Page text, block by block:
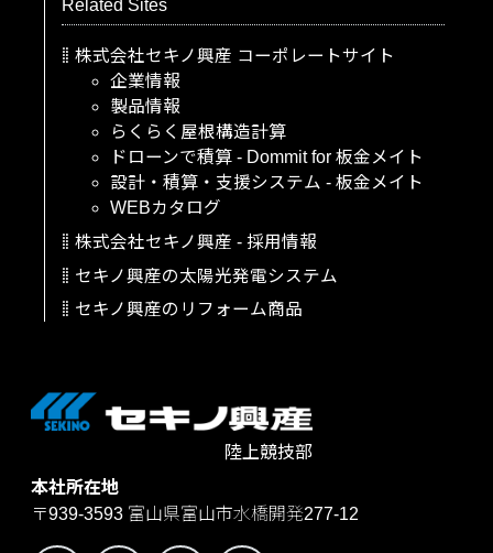
陸上競技部
本社所在地
〒939-3593 富山県富山市水橋開発277-12
Related Sites
株式会社セキノ興産 コーポレートサイト
企業情報
製品情報
らくらく屋根構造計算
ドローンで積算 - Dommit for 板金メイト
設計・積算・支援システム - 板金メイト
WEBカタログ
株式会社セキノ興産 - 採用情報
セキノ興産の太陽光発電システム
セキノ興産のリフォーム商品